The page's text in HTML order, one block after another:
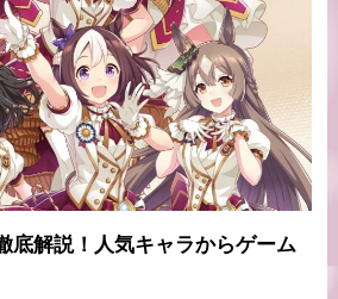
底解説！人気キャラからゲーム